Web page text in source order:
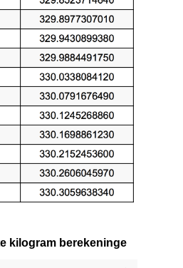
kilogram berekeninge